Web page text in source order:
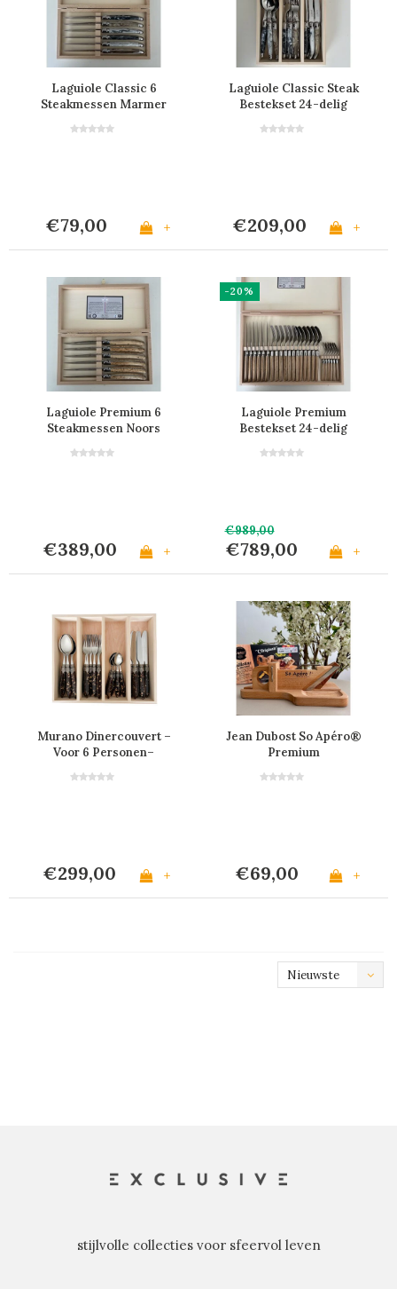
Laguiole Classic 6
Steakmessen Marmer
€79,00 +
Laguiole Classic Steak
Bestekset 24-delig
€209,00 +
Laguiole Premium 6
Steakmessen Noors
€389,00 +
-20%
Laguiole Premium
Bestekset 24-delig
€989,00
€789,00 +
Murano Dinercouvert –
Voor 6 Personen–
€299,00 +
Jean Dubost So Apéro®
Premium
Gemaakt in Frankrijk
€69,00 +
Nieuwste
stijlvolle collecties voor sfeervol leven